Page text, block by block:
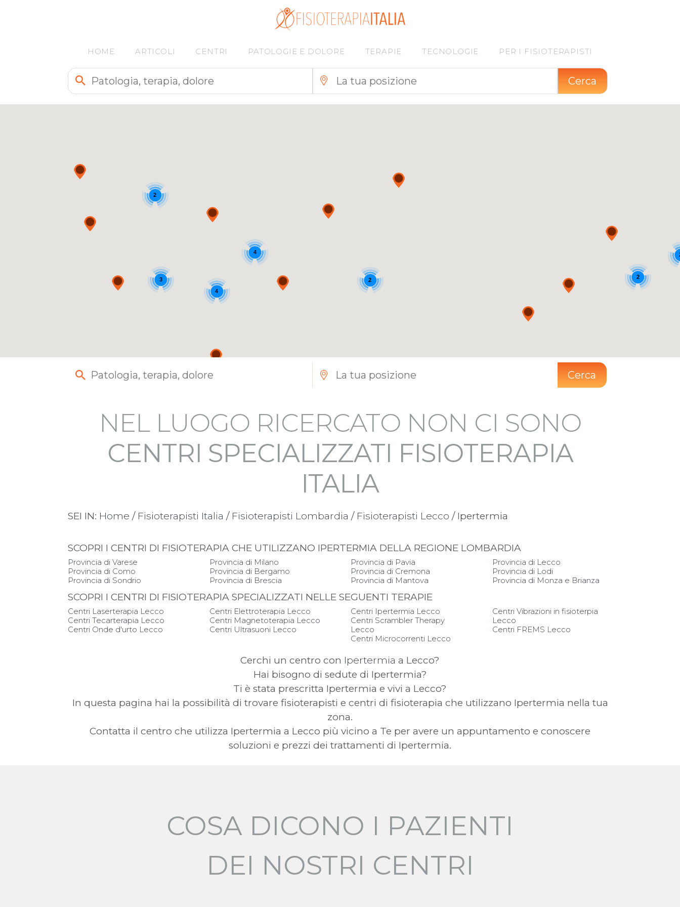
HOME ARTICOLI CENTRI PATOLOGIE E DOLORE TERAPIE TECNOLOGIE PER I FISIOTERAPISTI
Cerca
4
3
2
2
2
4
Cerca
NEL LUOGO RICERCATO NON CI SONO
CENTRI SPECIALIZZATI FISIOTERAPIA
ITALIA
SEI IN: Home / Fisioterapisti Italia / Fisioterapisti Lombardia / Fisioterapisti Lecco / Ipertermia
SCOPRI I CENTRI DI FISIOTERAPIA CHE UTILIZZANO IPERTERMIA DELLA REGIONE LOMBARDIA
Provincia di Varese
Provincia di Como
Provincia di Sondrio
Provincia di Milano
Provincia di Bergamo
Provincia di Brescia
Provincia di Pavia
Provincia di Cremona
Provincia di Mantova
Provincia di Lecco
Provincia di Lodi
Provincia di Monza e Brianza
SCOPRI I CENTRI DI FISIOTERAPIA SPECIALIZZATI NELLE SEGUENTI TERAPIE
Centri Laserterapia Lecco
Centri Tecarterapia Lecco
Centri Onde d'urto Lecco
Centri Elettroterapia Lecco
Centri Magnetoterapia Lecco
Centri Ultrasuoni Lecco
Centri Ipertermia Lecco
Centri Scrambler Therapy
Lecco
Centri Microcorrenti Lecco
Centri Vibrazioni in fisioterpia
Lecco
Centri FREMS Lecco
Cerchi un centro con Ipertermia a Lecco?
Hai bisogno di sedute di Ipertermia?
Ti è stata prescritta Ipertermia e vivi a Lecco?
In questa pagina hai la possibilità di trovare fisioterapisti e centri di fisioterapia che utilizzano Ipertermia nella tua
zona.
Contatta il centro che utilizza Ipertermia a Lecco più vicino a Te per avere un appuntamento e conoscere
soluzioni e prezzi dei trattamenti di Ipertermia.
COSA DICONO I PAZIENTI
DEI NOSTRI CENTRI